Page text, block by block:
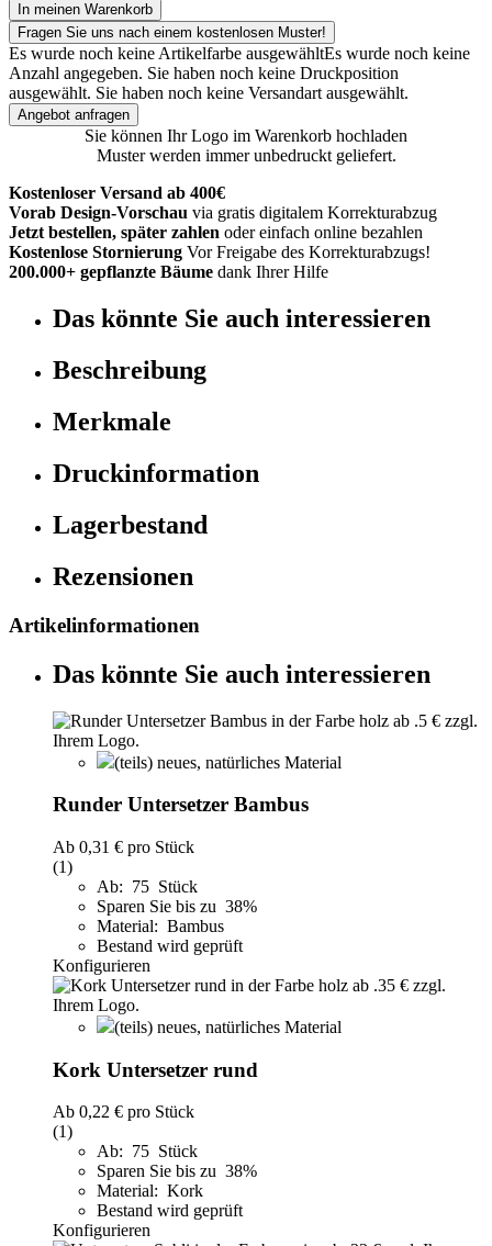
In meinen Warenkorb
Fragen Sie uns nach einem kostenlosen Muster!
Es wurde noch keine Artikelfarbe ausgewähltEs wurde noch keine
Anzahl angegeben. Sie haben noch keine Druckposition
ausgewählt. Sie haben noch keine Versandart ausgewählt.
Angebot anfragen
Sie können Ihr Logo im Warenkorb hochladen
Muster werden immer unbedruckt geliefert.
Kostenloser Versand ab 400€
Vorab Design-Vorschau via gratis digitalem Korrekturabzug
Jetzt bestellen, später zahlen oder einfach online bezahlen
Kostenlose Stornierung Vor Freigabe des Korrekturabzugs!
200.000+ gepflanzte Bäume dank Ihrer Hilfe
Das könnte Sie auch interessieren
Beschreibung
Merkmale
Druckinformation
Lagerbestand
Rezensionen
Artikelinformationen
Das könnte Sie auch interessieren
(teils) neues, natürliches Material
Runder Untersetzer Bambus
Ab 0,31 € pro Stück
(1)
Ab: 75 Stück
Sparen Sie bis zu 38%
Material: Bambus
Bestand wird geprüft
Konfigurieren
(teils) neues, natürliches Material
Kork Untersetzer rund
Ab 0,22 € pro Stück
(1)
Ab: 75 Stück
Sparen Sie bis zu 38%
Material: Kork
Bestand wird geprüft
Konfigurieren